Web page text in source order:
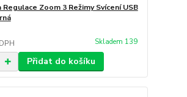
Regulace Zoom 3 Režimy Svícení USB
Skladem 139
Přidat do košíku